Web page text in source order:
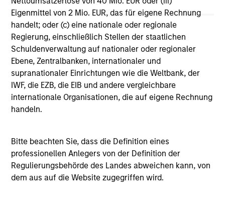
Eigenmittel von 2 Mio. EUR, das für eigene Rechnung
handelt; oder (c) eine nationale oder regionale
Regierung, einschließlich Stellen der staatlichen
Schuldenverwaltung auf nationaler oder regionaler
Ebene, Zentralbanken, internationaler und
supranationaler Einrichtungen wie die Weltbank, der
IWF, die EZB, die EIB und andere vergleichbare
internationale Organisationen, die auf eigene Rechnung
handeln.
Bitte beachten Sie, dass die Definition eines
professionellen Anlegers von der Definition der
Regulierungsbehörde des Landes abweichen kann, von
dem aus auf die Website zugegriffen wird.
Return (MRAR) berechnet, eine Kennzahl, die die
Schwankungen der monatlichen Überschussrendite eines
verwalteten Produkts berücksichtigt. Dabei wird
besonderes Gewicht auf die negativen
Performanceschwankungen und eine beständige
Wertentwicklung gelegt. Die besten 10% der Produkte in
jeder Kategorie erhalten 5 Sterne, die nächsten 22,5% 4
Sterne, die nächsten 35% 3 Sterne, die nächsten 22,5% 2
Sterne und die unteren 10% 1 Stern. Das Morningstar-
Gesamtrating für ein verwaltetes Produkt ergibt sich aus
dem gewichteten Durchschnitt der Morningstar-Ratings
Rating/40% Drei-Jahres-Rating für Gesamtrenditen von 60–
119 Monaten und 50% Zehn-Jahres-Rating/30% Fünf-
Jahres-Rating/20% Drei-Jahres-Rating für Gesamtrenditen
von mindestens 120 Monaten. Zwar scheint die Formel für
das Zehn-Jahres-Gesamtrating den Zehn-Jahres-Zeitraum